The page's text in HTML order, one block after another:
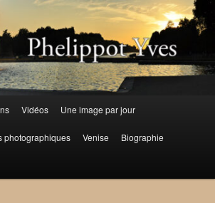
Vidéos Une image par jour
photographiques Venise Biographie